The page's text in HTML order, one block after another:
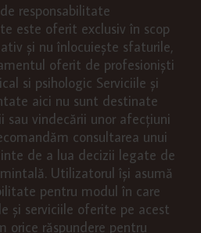
responsabilitate
este oferit exclusiv în scop
și nu înlocuiește sfaturile,
oferit de profesioniști
si psihologic Serviciile și
aici nu sunt destinate
sau vindecării unor afecțiuni
consultarea unui
de a lua decizii legate de
Utilizatorul își asumă
pentru modul în care
și serviciile oferite pe acest
orice răspundere pentru